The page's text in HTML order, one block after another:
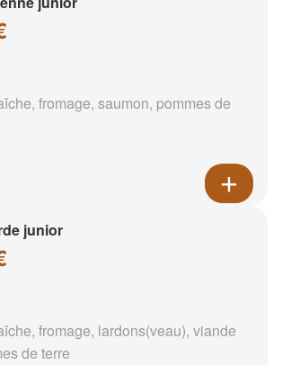
fromage, saumon, pommes de
junior
fromage, lardons(veau), viande
de terre